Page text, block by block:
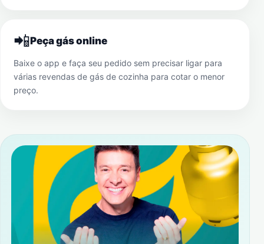
📲Peça gás online
Baixe o app e faça seu pedido sem precisar ligar para
várias revendas de gás de cozinha para cotar o menor
preço.